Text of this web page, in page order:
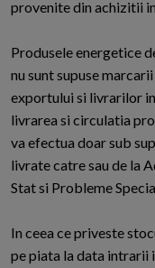
provenite din achizitii
Produsele energetice
nu sunt supuse
exportului si livrarilor
livrarea si circulatia
va efectua doar sub
livrate catre sau de la
Stat si Probleme
In ceea ce priveste
pe piata la data intrarii